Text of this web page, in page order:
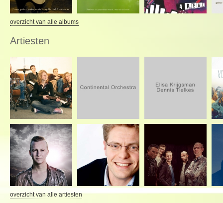
overzicht van alle albums
Artiesten
overzicht van alle artiesten